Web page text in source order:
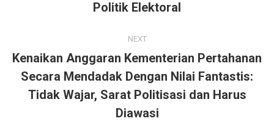
post:
Politik Elektoral
NEXT
Next
post:
Kenaikan Anggaran Kementerian Pertahanan
Secara Mendadak Dengan Nilai Fantastis:
Tidak Wajar, Sarat Politisasi dan Harus
Diawasi